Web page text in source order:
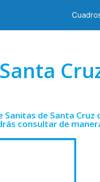
de Santa
consultar de